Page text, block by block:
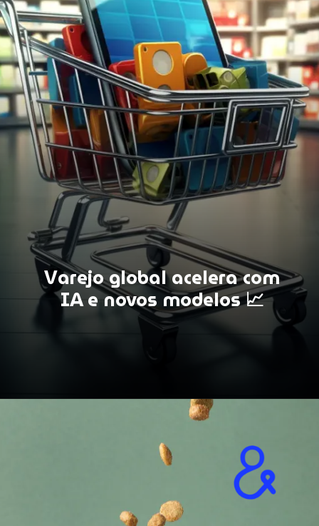
Varejo globalaceleracom
IA e novos modelos 📈